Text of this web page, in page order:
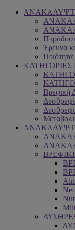
Έρευνα
ΚΑΤΗΓΟΡΙΕΣ
Βρεφική